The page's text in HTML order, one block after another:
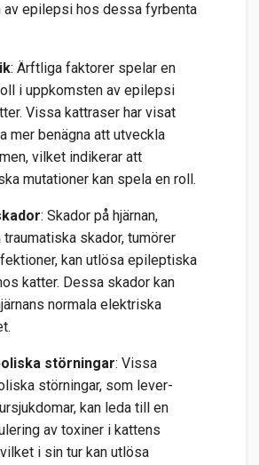
av epilepsi hos dessa fyrbenta
: Ärftliga faktorer spelar en
i uppkomsten av epilepsi
Vissa kattraser har visat
mer benägna att utveckla
vilket indikerar att
mutationer kan spela en roll.
: Skador på hjärnan,
traumatiska skador, tumörer
kan utlösa epileptiska
katter. Dessa skador kan
normala elektriska
störningar: Vissa
störningar, som lever-
kan leda till en
av toxiner i kattens
i sin tur kan utlösa